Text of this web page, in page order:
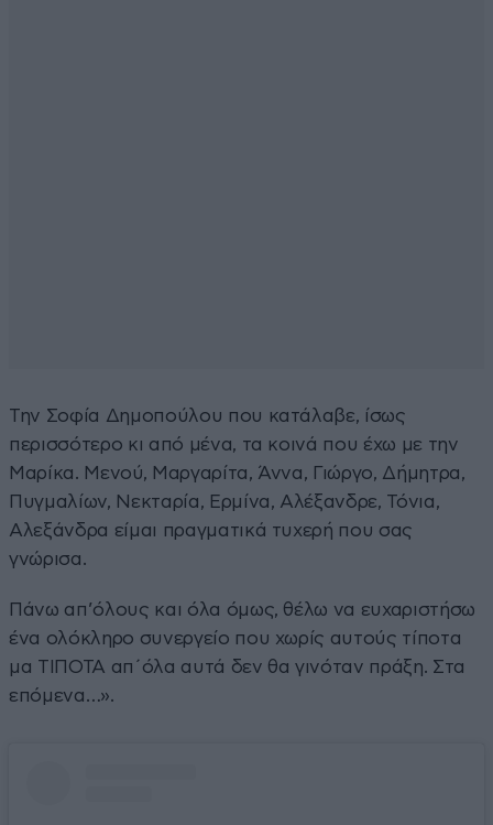
Την Σοφία Δημοπούλου που κατάλαβε, ίσως
περισσότερο κι από μένα, τα κοινά που έχω με την
Μαρίκα. Μενού, Μαργαρίτα, Άννα, Γιώργο, Δήμητρα,
Πυγμαλίων, Νεκταρία, Ερμίνα, Αλέξανδρε, Τόνια,
Αλεξάνδρα είμαι πραγματικά τυχερή που σας
γνώρισα.
Πάνω απ’όλους και όλα όμως, θέλω να ευχαριστήσω
ένα ολόκληρο συνεργείο που χωρίς αυτούς τίποτα
μα ΤΙΠΟΤΑ απ´όλα αυτά δεν θα γινόταν πράξη. Στα
επόμενα…».